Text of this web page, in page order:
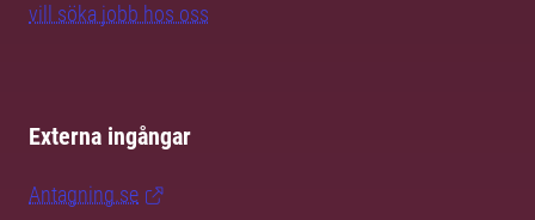
vill söka jobb hos oss
Externa ingångar
Antagning.se